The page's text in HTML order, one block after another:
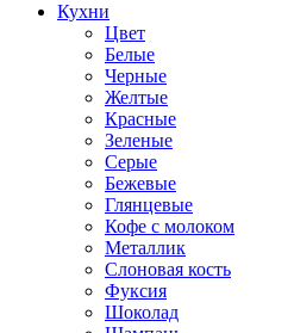
Кухни
Цвет
Белые
Черные
Желтые
Красные
Зеленые
Серые
Бежевые
Глянцевые
Кофе с молоком
Металлик
Слоновая кость
Фуксия
Шоколад